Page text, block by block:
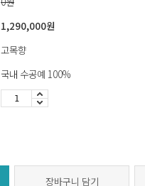
1,290,000원
고목향
국내 수공예 100%
장바구니 담기